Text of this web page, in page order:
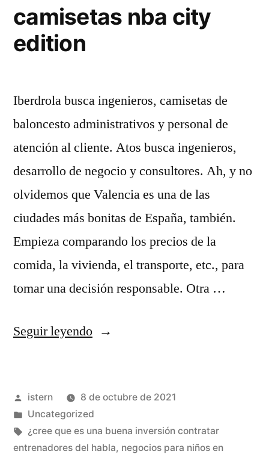
camisetas nba city
edition
Iberdrola busca ingenieros, camisetas de
baloncesto administrativos y personal de
atención al cliente. Atos busca ingenieros,
desarrollo de negocio y consultores. Ah, y no
olvidemos que Valencia es una de las
ciudades más bonitas de España, también.
Empieza comparando los precios de la
comida, la vivienda, el transporte, etc., para
tomar una decisión responsable. Otra …
Seguir leyendo«camisetas
edition»
Publicado
por
istern
8 de octubre de 2021
Publicado
en
Uncategorized
Etiquetas:
¿cree que es una buena inversión contratar
entrenadores del habla, negocios para niños en